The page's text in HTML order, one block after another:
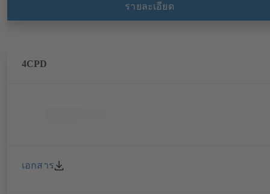
รายละเอียด
4CPD
เอกสาร